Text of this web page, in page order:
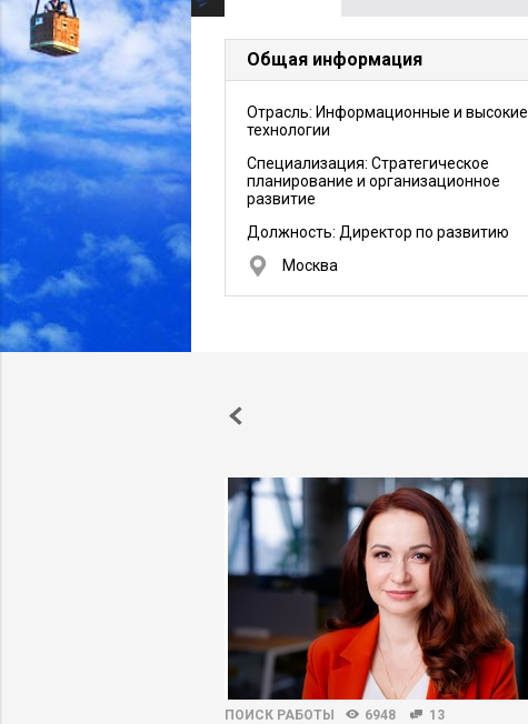
Общая информация
Отрасль: Информационные и высокие
технологии
Специализация: Стратегическое
планирование и организационное
развитие
Должность: Директор по развитию
Москва
ПОИСК РАБОТЫ 6948 13